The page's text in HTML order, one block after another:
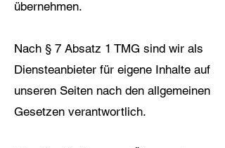
übernehmen.
Nach § 7 Absatz 1 TMG sind wir als
Diensteanbieter für eigene Inhalte auf
unseren Seiten nach den allgemeinen
Gesetzen verantwortlich.